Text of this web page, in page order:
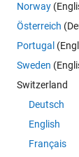
Norway
Österreich
Portugal
Sweden
Switzerland
Deutsch
English
Français